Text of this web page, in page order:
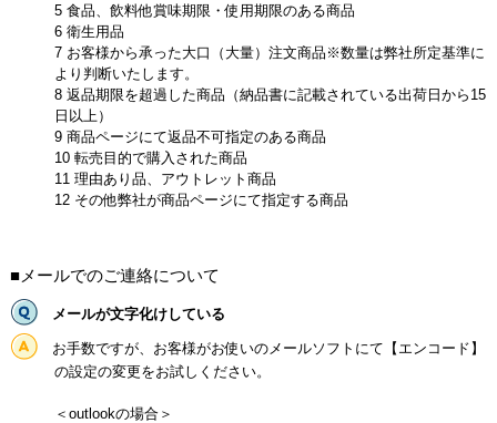
5 食品、飲料他賞味期限・使用期限のある商品
6 衛生用品
7 お客様から承った大口（大量）注文商品※数量は弊社所定基準に
より判断いたします。
8 返品期限を超過した商品（納品書に記載されている出荷日から15
日以上）
9 商品ページにて返品不可指定のある商品
10 転売目的で購入された商品
11 理由あり品、アウトレット商品
12 その他弊社が商品ページにて指定する商品
■メールでのご連絡について
メールが文字化けしている
お手数ですが、お客様がお使いのメールソフトにて【エンコード】
の設定の変更をお試しください。
＜outlookの場合＞